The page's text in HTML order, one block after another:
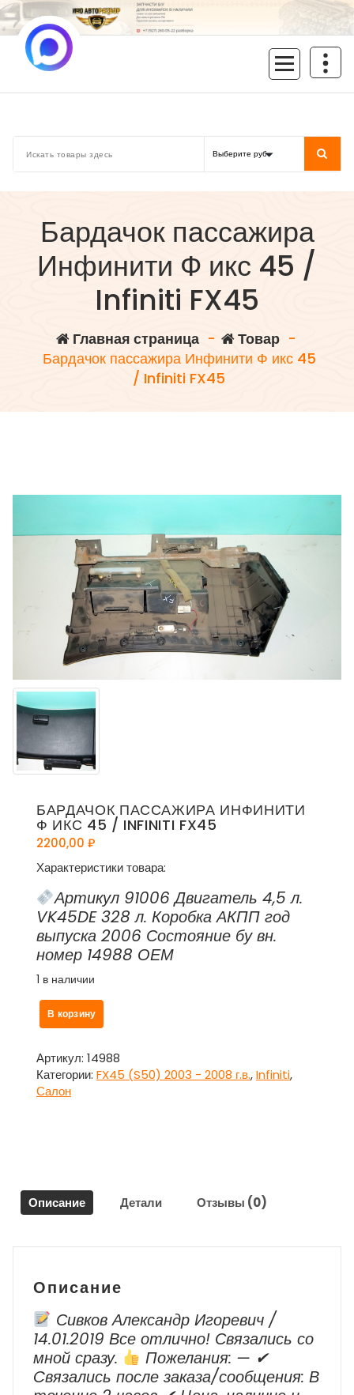
Перейти
к
содержимому
Бардачок пассажира
Инфинити Ф икс 45 /
Infiniti FX45
Главная страница- Товар-
Бардачок пассажира Инфинити Ф икс 45
/ Infiniti FX45
БАРДАЧОК ПАССАЖИРА ИНФИНИТИ
Ф ИКС 45 / INFINITI FX45
2200,00 ₽
Характеристики товара:
Артикул 91006 Двигатель 4,5 л.
VK45DE 328 л. Коробка АКПП год
выпуска 2006 Состояние бу вн.
номер 14988 ОЕМ
1 в наличии
Количество
товара
пассажира
Инфинити
Ф
В корзину
Артикул: 14988
Категории: FX45 (S50) 2003 - 2008 г.в.,Infiniti,
Салон
Описание Детали Отзывы (0)
Описание
Сивков Александр Игоревич /
14.01.2019 Все отлично! Связались со
мной сразу.
Пожелания: — ✔
Cвязались после заказа/сообщения: В